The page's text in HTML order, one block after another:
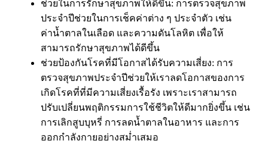
ช่วยในการรักษาสุขภาพให้ดีขึ้น: การตรวจสุขภาพ
ประจำปีช่วยในการเช็คค่าต่าง ๆ ประจำตัว เช่น
ค่าน้ำตาลในเลือด และความดันโลหิต เพื่อให้
สามารถรักษาสุขภาพได้ดีขึ้น
ช่วยป้องกันโรคที่มีโอกาสได้รับความเสี่ยง: การ
ตรวจสุขภาพประจำปีช่วยให้เราลดโอกาสของการ
เกิดโรคที่ที่มีความเสี่ยงเรื้อรัง เพราะเราสามารถ
ปรับเปลี่ยนพฤติกรรมการใช้ชีวิตให้ดีมากยิ่งขึ้น เช่น
การเลิกสูบบุหรี่ การลดน้ำตาลในอาหาร และการ
ออกกำลังกายอย่างสม่ำเสมอ